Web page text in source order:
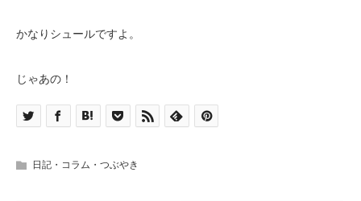
かなりシュールですよ。
じゃあの！
日記・コラム・つぶやき